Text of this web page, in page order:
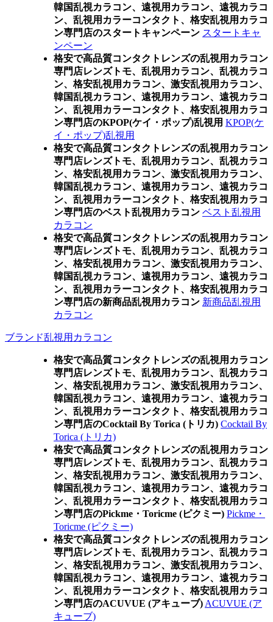
韓国乱視カラコン、遠視用カラコン、遠視カラコ
ン、乱視用カラーコンタクト、格安乱視用カラコ
ン専門店のスタートキャンペーン スタートキャ
ンペーン
格安で高品質コンタクトレンズの乱視用カラコン
専門店レンズトモ、乱視用カラコン、乱視カラコ
ン、格安乱視用カラコン、激安乱視用カラコン、
韓国乱視カラコン、遠視用カラコン、遠視カラコ
ン、乱視用カラーコンタクト、格安乱視用カラコ
ン専門店のKPOP(ケイ・ポップ)乱視用 KPOP(ケ
イ・ポップ)乱視用
格安で高品質コンタクトレンズの乱視用カラコン
専門店レンズトモ、乱視用カラコン、乱視カラコ
ン、格安乱視用カラコン、激安乱視用カラコン、
韓国乱視カラコン、遠視用カラコン、遠視カラコ
ン、乱視用カラーコンタクト、格安乱視用カラコ
ン専門店のベスト乱視用カラコン ベスト乱視用
カラコン
格安で高品質コンタクトレンズの乱視用カラコン
専門店レンズトモ、乱視用カラコン、乱視カラコ
ン、格安乱視用カラコン、激安乱視用カラコン、
韓国乱視カラコン、遠視用カラコン、遠視カラコ
ン、乱視用カラーコンタクト、格安乱視用カラコ
ン専門店の新商品乱視用カラコン 新商品乱視用
カラコン
ブランド乱視用カラコン
格安で高品質コンタクトレンズの乱視用カラコン
専門店レンズトモ、乱視用カラコン、乱視カラコ
ン、格安乱視用カラコン、激安乱視用カラコン、
韓国乱視カラコン、遠視用カラコン、遠視カラコ
ン、乱視用カラーコンタクト、格安乱視用カラコ
ン専門店のCocktail By Torica (トリカ) Cocktail By
Torica (トリカ)
格安で高品質コンタクトレンズの乱視用カラコン
専門店レンズトモ、乱視用カラコン、乱視カラコ
ン、格安乱視用カラコン、激安乱視用カラコン、
韓国乱視カラコン、遠視用カラコン、遠視カラコ
ン、乱視用カラーコンタクト、格安乱視用カラコ
ン専門店のPickme・Toricme (ピクミー) Pickme・
Toricme (ピクミー)
格安で高品質コンタクトレンズの乱視用カラコン
専門店レンズトモ、乱視用カラコン、乱視カラコ
ン、格安乱視用カラコン、激安乱視用カラコン、
韓国乱視カラコン、遠視用カラコン、遠視カラコ
ン、乱視用カラーコンタクト、格安乱視用カラコ
ン専門店のACUVUE (アキューブ) ACUVUE (ア
キューブ)